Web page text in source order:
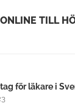
TILL
för läkare i